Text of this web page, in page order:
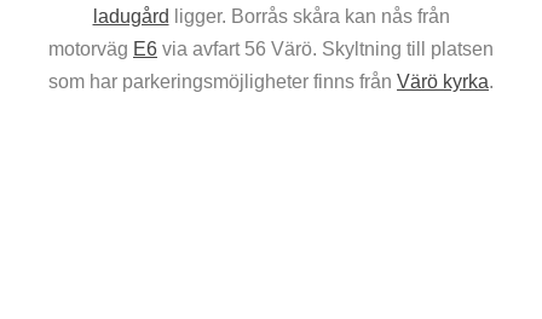
ladugård ligger. Borrås skåra kan nås från
motorväg E6 via avfart 56 Värö. Skyltning till platsen
som har parkeringsmöjligheter finns från Värö kyrka.